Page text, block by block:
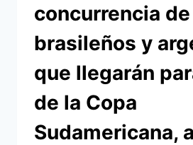
COPA
SUDAMERICANA
concurrencia de
brasileños y
que llegarán
de la Copa
Sudamericana, a